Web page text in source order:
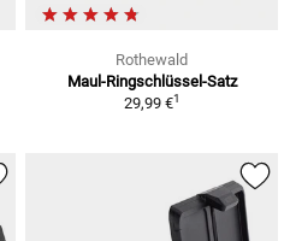
Rothewald
Maul-Ringschlüssel-Satz
29,99 €1